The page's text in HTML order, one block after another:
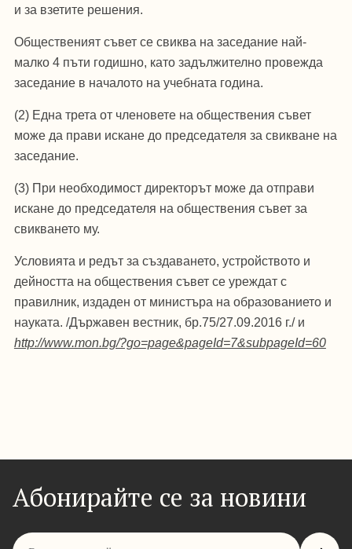
и за взетите решения.
Общественият съвет се свиква на заседание най-
малко 4 пъти годишно, като задължително провежда
заседание в началото на учебната година.
(2) Една трета от членовете на обществения съвет
може да прави искане до председателя за свикване на
заседание.
(3) При необходимост директорът може да отправи
искане до председателя на обществения съвет за
свикването му.
Условията и редът за създаването, устройството и
дейността на обществения съвет се уреждат с
правилник, издаден от министъра на образованието и
науката. /Държавен вестник, бр.75/27.09.2016 г./ и
http://www.mon.bg/?go=page&pageId=7&subpageId=60
Абонирайте се за новини
Имейл